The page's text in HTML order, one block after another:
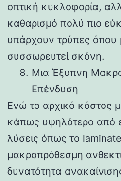
οπτική κυκλοφορία,
καθαρισμό πολύ πιο
υπάρχουν τρύπες όπου
συσσωρευτεί σκόνη.
Μια Έξυπνη
Επένδυση
Ενώ το αρχικό κόστος
κάπως υψηλότερο από
λύσεις όπως το
μακροπρόθεσμη
δυνατότητα